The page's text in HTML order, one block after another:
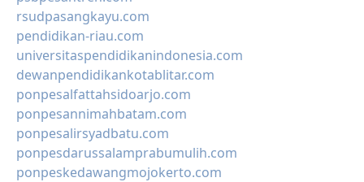
rsudpasangkayu.com
pendidikan-riau.com
universitaspendidikanindonesia.com
dewanpendidikankotablitar.com
ponpesalfattahsidoarjo.com
ponpesannimahbatam.com
ponpesalirsyadbatu.com
ponpesdarussalamprabumulih.com
ponpeskedawangmojokerto.com